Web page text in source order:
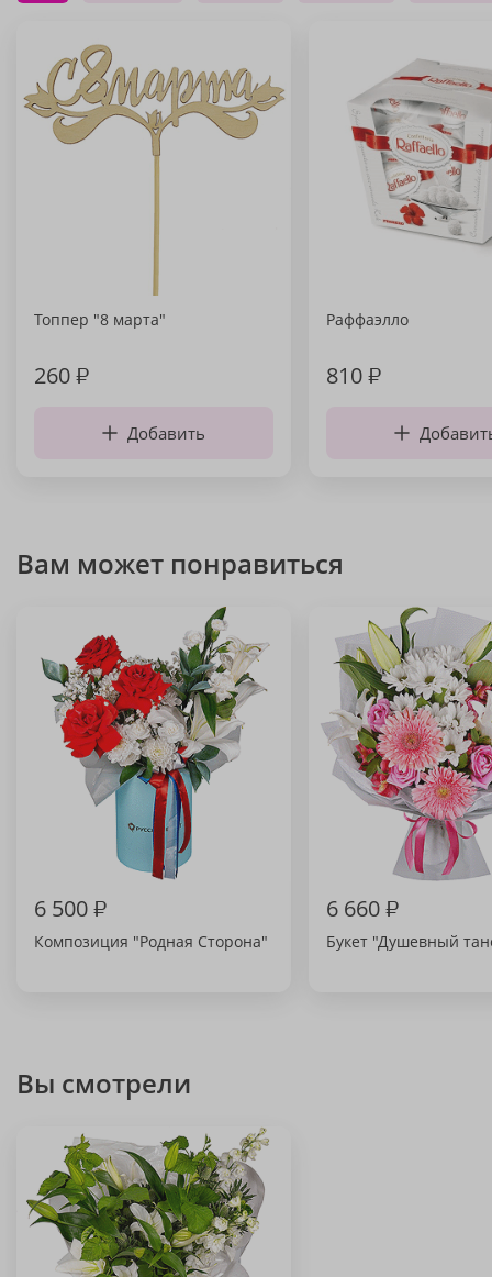
Топпер "8 марта"
260₽
Добавить
Раффаэлло
810₽
Вам может понравиться
6 500₽
Композиция "Родная Сторона"
6 660₽
Букет "Душевный
Вы смотрели